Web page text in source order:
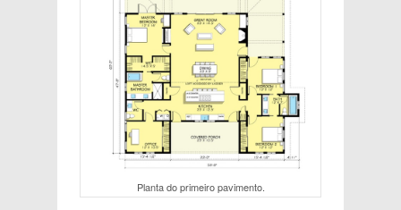
Planta do primeiro pavimento.